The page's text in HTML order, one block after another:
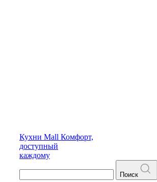
Кухни Mall Комфорт,
доступный
каждому
Поиск